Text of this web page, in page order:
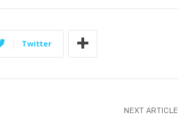
Twitter
NEXT ARTICLE